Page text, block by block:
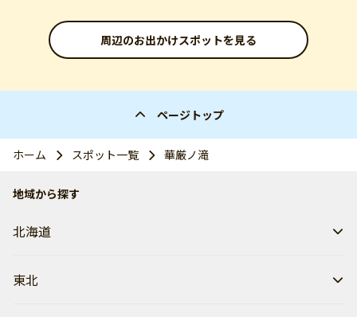
周辺のお出かけスポットを見る
ページトップ
ホーム スポット一覧 華厳ノ滝
地域から探す
北海道
東北